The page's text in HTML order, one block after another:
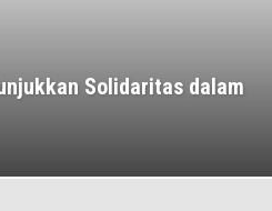
Solidaritas dalam